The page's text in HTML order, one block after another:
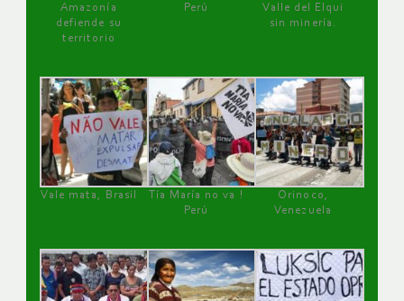
Amazonía
defiende su
territorio
Perú
Valle del Elqui
sin minería.
Vale mata, Brasil
Tía María no va !
Perú
Orinoco,
Venezuela